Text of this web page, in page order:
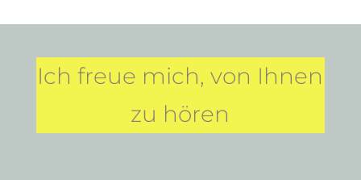
Ich freue mich, von Ihnen
zu hören